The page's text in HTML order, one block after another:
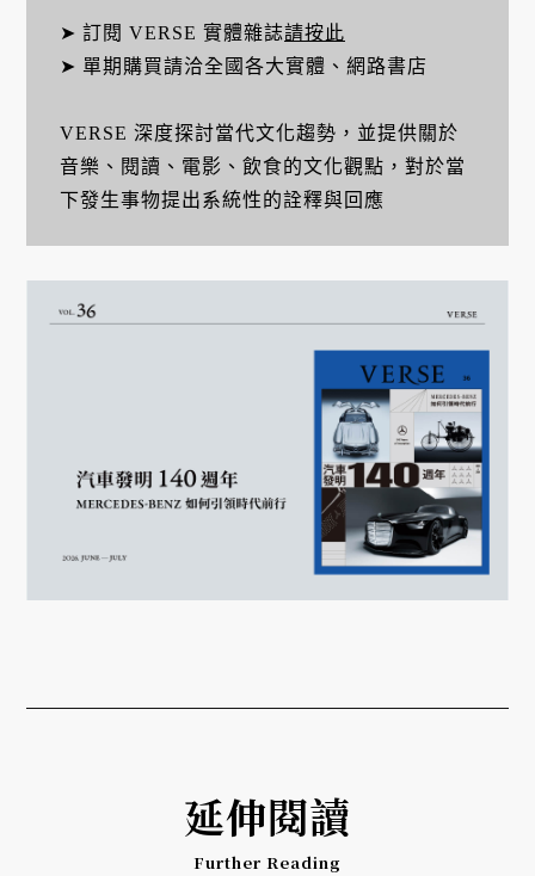
➤ 訂閱 VERSE 實體雜誌請按此
➤ 單期購買請洽全國各大實體、網路書店
VERSE 深度探討當代文化趨勢，並提供關於
音樂、閱讀、電影、飲食的文化觀點，對於當
下發生事物提出系統性的詮釋與回應
延伸閱讀
Further Reading